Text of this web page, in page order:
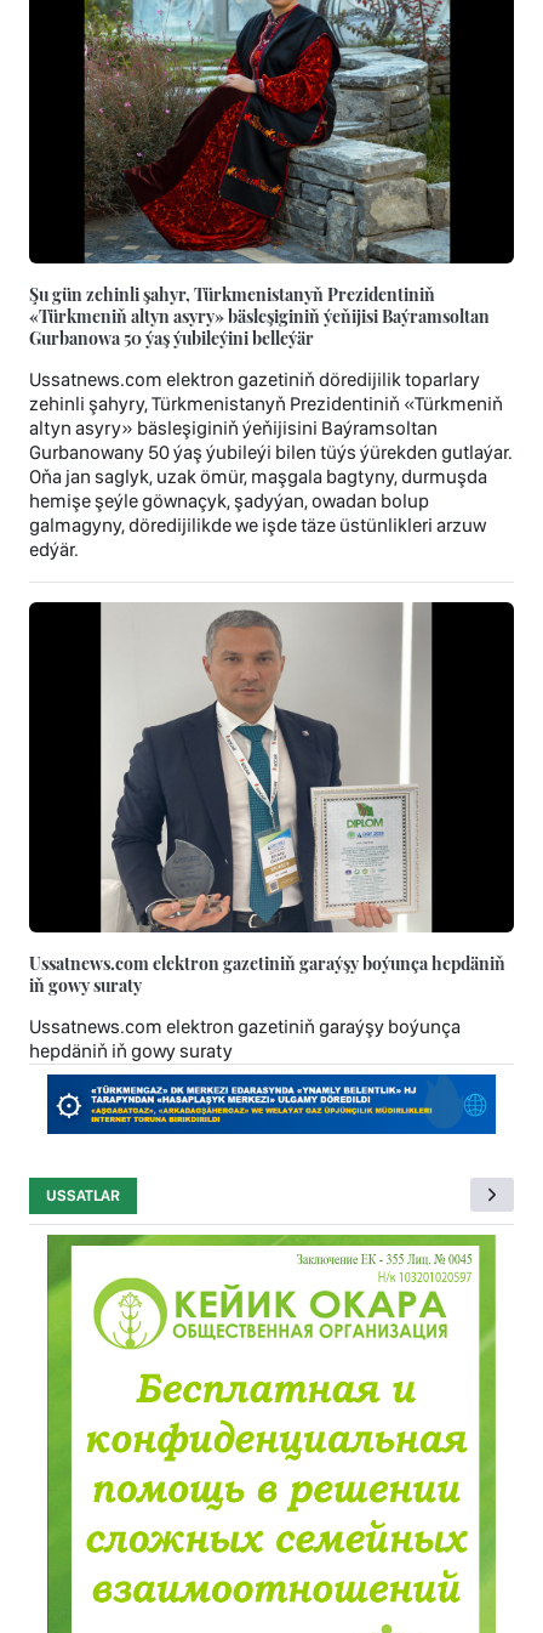
Şu gün zehinli şahyr, Türkmenistanyň Prezidentiniň
«Türkmeniň altyn asyry» bäsleşiginiň ýeňijisi Baýramsoltan
Gurbanowa 50 ýaş ýubileýini belleýär
Ussatnews.com elektron gazetiniň döredijilik toparlary
zehinli şahyry, Türkmenistanyň Prezidentiniň «Türkmeniň
altyn asyry» bäsleşiginiň ýeňijisini Baýramsoltan
Gurbanowany 50 ýaş ýubileýi bilen tüýs ýürekden gutlaýar.
Oňa jan saglyk, uzak ömür, maşgala bagtyny, durmuşda
hemişe şeýle göwnaçyk, şadyýan, owadan bolup
galmagyny, döredijilikde we işde täze üstünlikleri arzuw
edýär.
Ussatnews.com elektron gazetiniň garaýşy boýunça hepdäniň
iň gowy suraty
Ussatnews.com elektron gazetiniň garaýşy boýunça
hepdäniň iň gowy suraty
USSATLAR